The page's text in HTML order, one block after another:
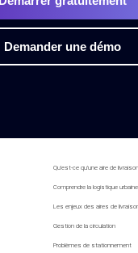
Demander une démo
Qu’est-ce qu’une aire de
Comprendre la logistique urbaine
Les enjeux des aires de
Gestion de la circulation
Problèmes de stationnement